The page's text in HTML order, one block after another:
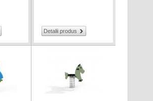
Detalii produs